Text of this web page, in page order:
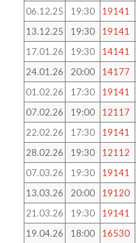
06.12.25
19:30 19141
13.12.25
19:30 19141
17.01.26
19:30 14141
24.01.26
20:00 14177
01.02.26
17:30 19141
07.02.26
19:00 12117
22.02.26
17:30 19141
28.02.26
19:30 12112
07.03.26
19:30 19141
13.03.26
20:00 19120
21.03.26
19:30 19141
19.04.26
18:00 16530